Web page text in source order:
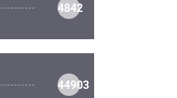
4842
44903